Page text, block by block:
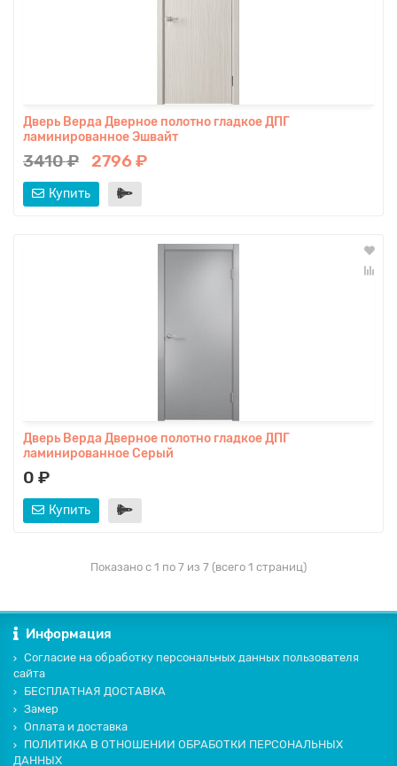
Дверь Верда Дверное полотно гладкое ДПГ
ламинированное Эшвайт
3410 ₽ 2796 ₽
Купить
Дверь Верда Дверное полотно гладкое ДПГ
ламинированное Серый
0 ₽
Купить
Показано с 1 по 7 из 7 (всего 1 страниц)
Информация
Согласие на обработку персональных данных пользователя
сайта
БЕСПЛАТНАЯ ДОСТАВКА
Замер
Оплата и доставка
ПОЛИТИКА В ОТНОШЕНИИ ОБРАБОТКИ ПЕРСОНАЛЬНЫХ
ДАННЫХ